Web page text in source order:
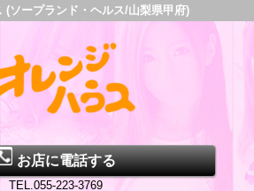
(ソープランド・ヘルス/山梨県甲府)
お店に電話する
TEL.055-223-3769